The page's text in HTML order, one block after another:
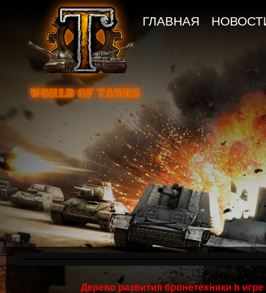
ГЛАВНАЯ
Дерево развития бронетехники в